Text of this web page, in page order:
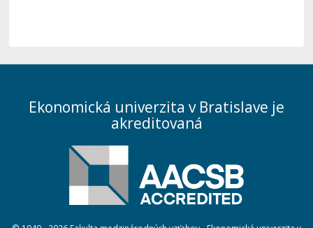
Ekonomická univerzita v Bratislave je
akreditovaná